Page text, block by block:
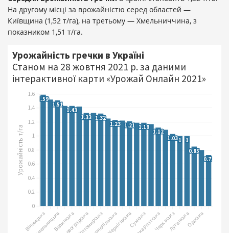
На другому місці за врожайністю серед областей —
Київщина (1,52 т/га), на третьому — Хмельниччина, з
показником 1,51 т/га.